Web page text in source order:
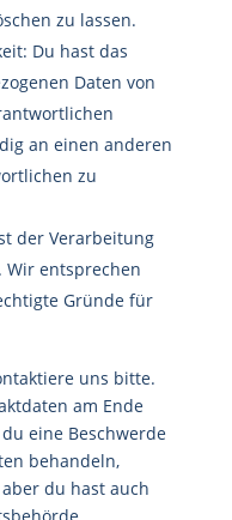
zu lassen.
Du hast das
Daten von
an einen anderen
zu
der Verarbeitung
entsprechen
Gründe für
uns bitte.
am Ende
eine Beschwerde
behandeln,
du hast auch